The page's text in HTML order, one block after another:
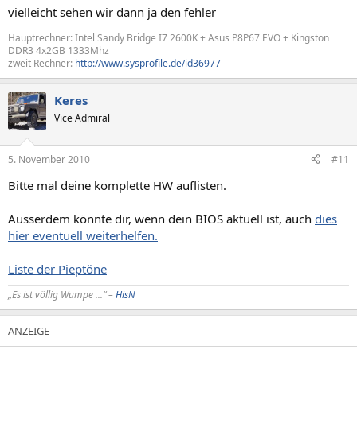
vielleicht sehen wir dann ja den fehler
Hauptrechner: Intel Sandy Bridge I7 2600K + Asus P8P67 EVO + Kingston
DDR3 4x2GB 1333Mhz
zweit Rechner: http://www.sysprofile.de/id36977
Keres
Vice Admiral
5. November 2010 #11
Bitte mal deine komplette HW auflisten.
Ausserdem könnte dir, wenn dein BIOS aktuell ist, auch dies
hier eventuell weiterhelfen.
Liste der Pieptöne
„Es ist völlig Wumpe ...“ –HisN